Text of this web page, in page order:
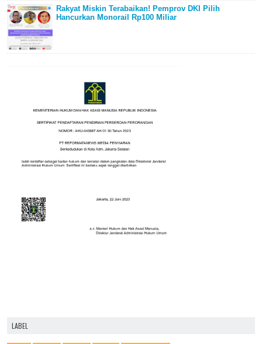
Rakyat Miskin Terabaikan! Pemprov DKI Pilih
Hancurkan Monorail Rp100 Miliar
LABEL